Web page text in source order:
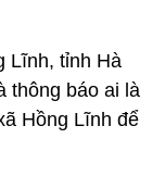
Lĩnh, tỉnh Hà
thông báo ai là
Hồng Lĩnh để